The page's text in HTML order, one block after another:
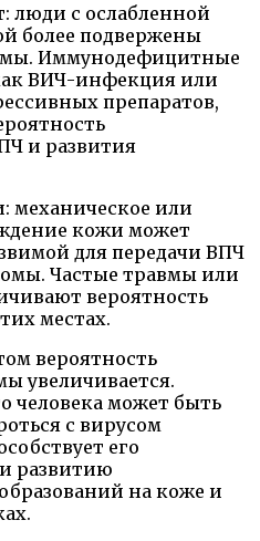
люди с ослабленной
более подвержены
Иммунодефицитные
ВИЧ-инфекция или
препаратов,
и развития
механическое или
кожи может
для передачи ВПЧ
Частые травмы или
вероятность
местах.
вероятность
увеличивается.
человека может быть
с вирусом
его
развитию
на коже и